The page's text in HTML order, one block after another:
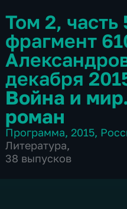
Том 2, часть
фрагмент
декабря
Война и
роман
Программа, 2015,
Литература,
38 выпусков